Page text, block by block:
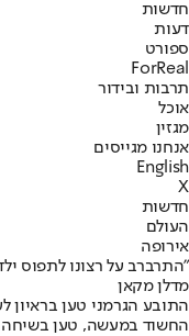
חדשות
דעות
ספורט
ForReal
תרבות ובידור
אוכל
מגזין
אנחנו מגייסים
English
X
חדשות
העולם
אירופה
"התרברב על רצונו לתפוס
מדלן מקאן
התובע הגרמני טען בראיון
החשוד במעשה, טען